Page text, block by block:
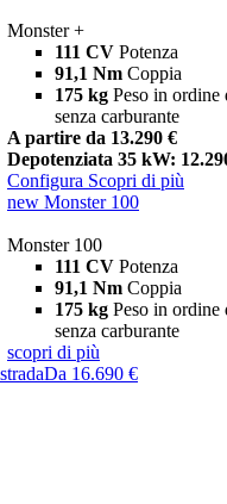
Monster +
111 CV Potenza
91,1 Nm Coppia
175 kg Peso in ordine
senza carburante
A partire da 13.290 €
Depotenziata 35 kW:
Configura Scopri di più
new Monster 100
Monster 100
111 CV Potenza
91,1 Nm Coppia
175 kg Peso in ordine
senza carburante
scopri di più
Da 16.690 €